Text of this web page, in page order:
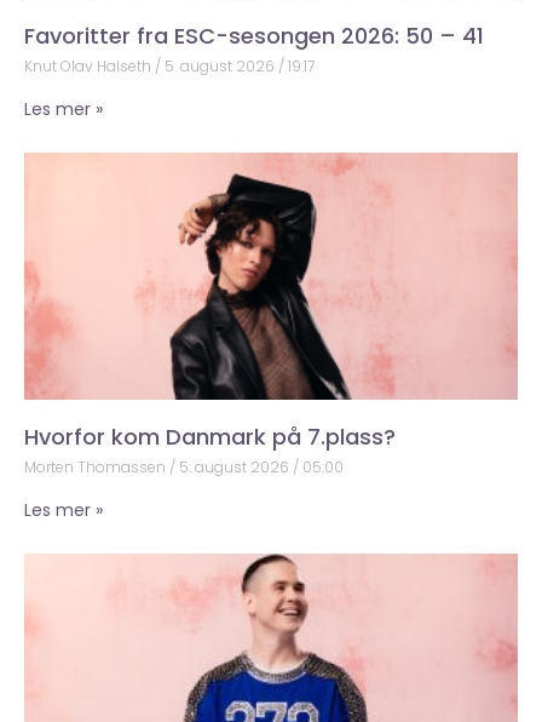
Favoritter fra ESC-sesongen 2026: 50 – 41
Knut Olav Halseth 5. august 2026 19:17
Les mer »
Hvorfor kom Danmark på 7.plass?
Morten Thomassen 5. august 2026 05:00
Les mer »